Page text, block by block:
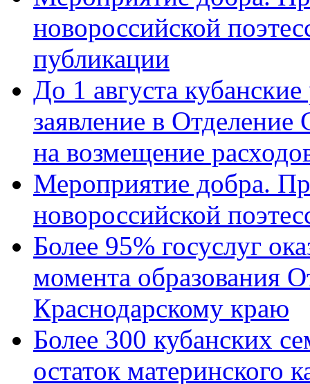
новороссийской
публикации
До 1 августа
заявление в
на возмещение
Мероприятие добра.
новороссийской
Более 95% госуслуг
момента образования
Краснодарскому краю
Более 300 кубанских
остаток материнского